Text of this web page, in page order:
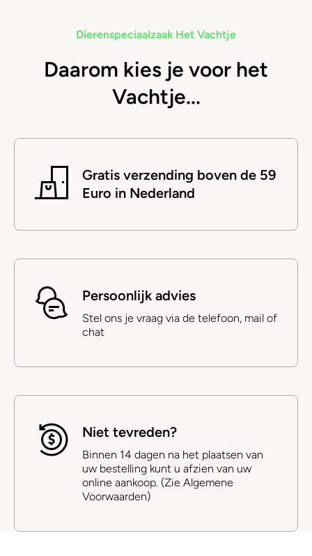
Dierenspeciaalzaak Het Vachtje
Daarom kies je voor het
Vachtje...
Gratis verzending boven de 59
Euro in Nederland
Persoonlijk advies
Stel ons je vraag via de telefoon, mail of
chat
Niet tevreden?
Binnen 14 dagen na het plaatsen van
uw bestelling kunt u afzien van uw
online aankoop. (Zie Algemene
Voorwaarden)